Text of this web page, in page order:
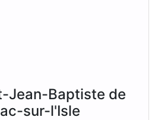
Jean-Baptiste de
sur-l'Isle